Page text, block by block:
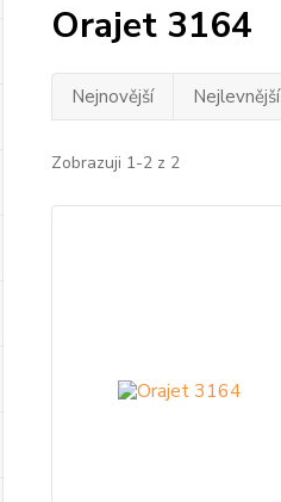
Orajet 3164
Nejnovější Nejlevnější
Zobrazuji 1-2 z 2